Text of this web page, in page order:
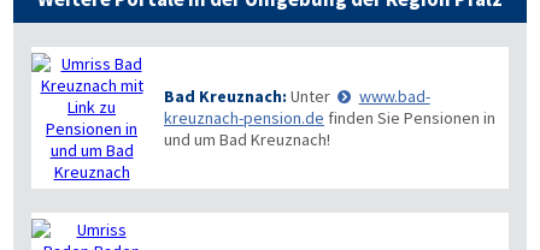
Bad Kreuznach: Unter
www.bad-
kreuznach-pension.de finden Sie Pensionen in
und um Bad Kreuznach!